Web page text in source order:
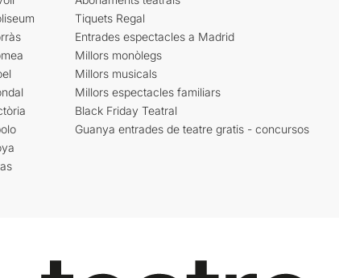
Tiquets Regal
Entrades espectacles a Madrid
Millors monòlegs
Millors musicals
Millors espectacles familiars
Black Friday Teatral
Guanya entrades de teatre gratis - concursos